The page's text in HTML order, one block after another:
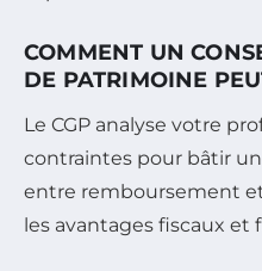
COMMENT UN
DE PATRIMOINE
Le CGP analyse votre
contraintes pour bâtir
entre remboursement
les avantages fiscaux et